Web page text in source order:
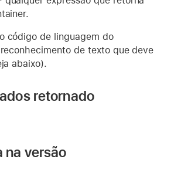
código de linguagem do
de texto que deve
abaixo).
retornado
na versão